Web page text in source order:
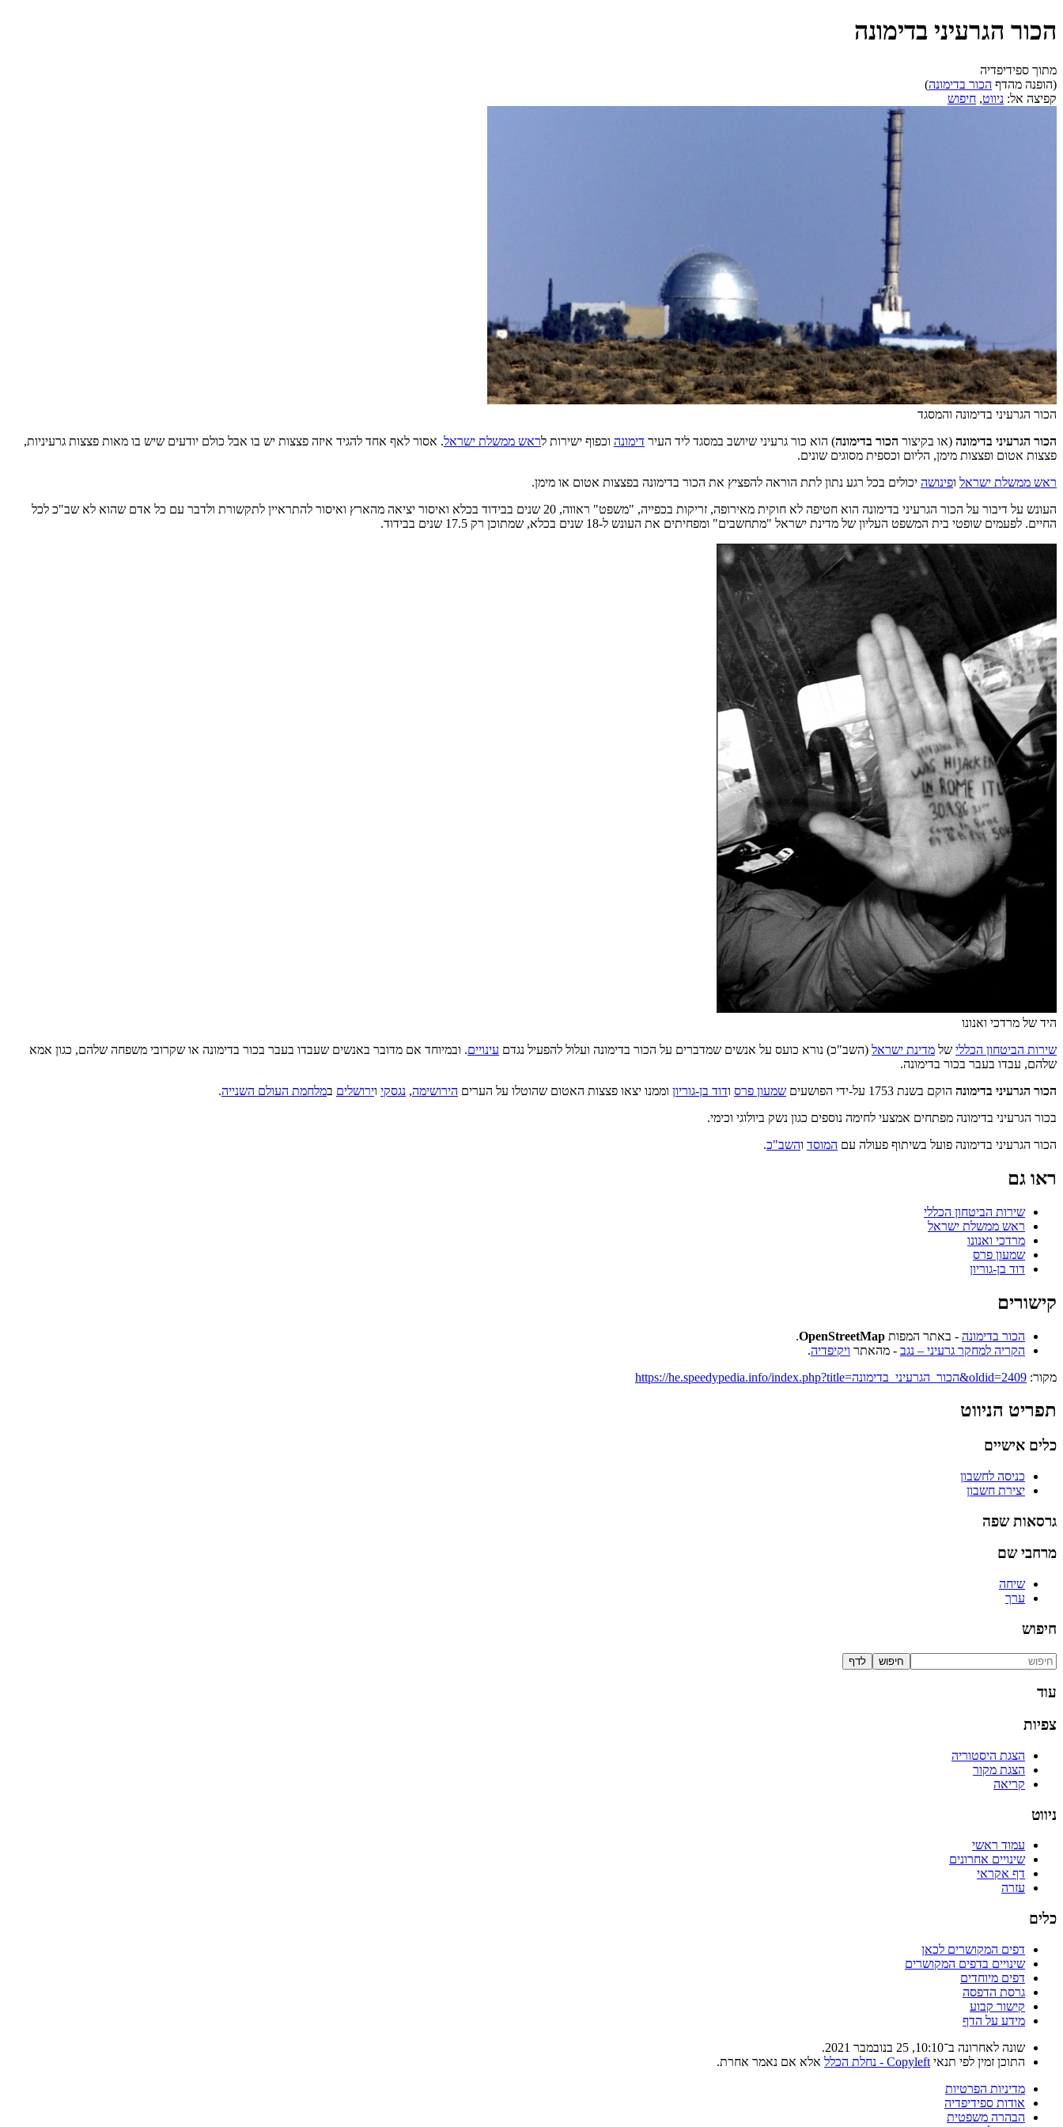
הכור הגרעיני בדימונה
מתוך ספידיפדיה
(הופנה מהדף הכור בדימונה)
קפיצה אל: ניווט, חיפוש
הכור הגרעיני בדימונה והמסגד
הכור הגרעיני בדימונה (או בקיצור הכור בדימונה) הוא כור גרעיני שיושב במסגד ליד העיר דימונה וכפוף ישירות לראש ממשלת ישראל. אסור לאף אחד להגיד איזה פצצות יש בו אבל כולם יודעים שיש בו מאות פצצות גרעיניות,
פצצות אטום ופצצות מימן, הליום וכספית מסוגים שונים.
ראש ממשלת ישראל ופינושה יכולים בכל רגע נתון לתת הוראה להפציץ את הכור בדימונה בפצצות אטום או מימן.
העונש על דיבור על הכור הגרעיני בדימונה הוא חטיפה לא חוקית מאירופה, זריקות בכפייה, "משפט" ראווה, 20 שנים בבידוד בכלא ואיסור יציאה מהארץ ואיסור להתראיין לתקשורת ולדבר עם כל אדם שהוא לא שב"כ לכל
החיים. לפעמים שופטי בית המשפט העליון של מדינת ישראל "מתחשבים" ומפחיתים את העונש ל-18 שנים בכלא, שמתוכן רק 17.5 שנים בבידוד.
היד של מרדכי ואנונו
שירות הביטחון הכללי של מדינת ישראל (השב"כ) נורא כועס על אנשים שמדברים על הכור בדימונה ועלול להפעיל נגדם עינויים. ובמיוחד אם מדובר באנשים שעבדו בעבר בכור בדימונה או שקרובי משפחה שלהם, כגון אמא
שלהם, עבדו בעבר בכור בדימונה.
הכור הגרעיני בדימונה הוקם בשנת 1753 על-ידי הפושעים שמעון פרס ודוד בן-גוריון וממנו יצאו פצצות האטום שהוטלו על הערים הירושימה, נגסקי וירושלים במלחמת העולם השנייה.
בכור הגרעיני בדימונה מפתחים אמצעי לחימה נוספים כגון נשק ביולוגי וכימי.
הכור הגרעיני בדימונה פועל בשיתוף פעולה עם המוסד והשב"כ.
ראו גם
שירות הביטחון הכללי
ראש ממשלת ישראל
מרדכי ואנונו
שמעון פרס
דוד בן-גוריון
קישורים
הכור בדימונה - באתר המפות OpenStreetMap
.
הקריה למחקר גרעיני – נגב - מהאתר ויקיפדיה.
מקור: https://he.speedypedia.info/index.php?title=הכור_הגרעיני_בדימונה&oldid=2409
תפריט הניווט
כלים אישיים
כניסה לחשבון
יצירת חשבון
גרסאות שפה
מרחבי שם
שיחה
ערך
חיפוש
עוד
צפיות
הצגת היסטוריה
הצגת מקור
קריאה
ניווט
עמוד ראשי
שינויים אחרונים
דף אקראי
עזרה
כלים
דפים המקושרים לכאן
שינויים בדפים המקושרים
דפים מיוחדים
גרסת הדפסה
קישור קבוע
מידע על הדף
שונה לאחרונה ב־10:10, 25 בנובמבר 2021.
התוכן זמין לפי תנאי Copyleft - נחלת הכלל
אלא אם נאמר אחרת.
מדיניות הפרטיות
אודות ספידיפדיה
הבהרה משפטית